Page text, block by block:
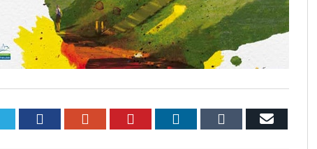
TwitterFacebookGoogle+Pinterest
LinkedInTumblrEmail